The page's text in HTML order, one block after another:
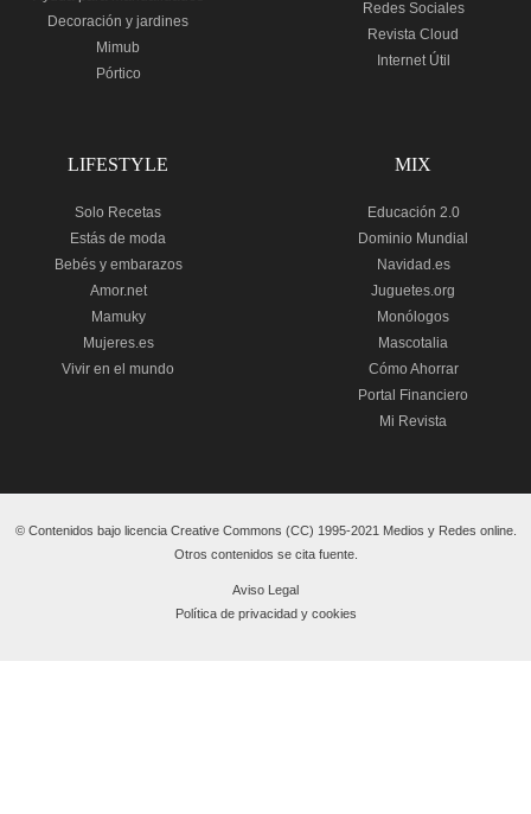
Decoración y jardines
Mimub
Pórtico
Redes Sociales
Revista Cloud
Internet Útil
LIFESTYLE
Solo Recetas
Estás de moda
Bebés y embarazos
Amor.net
Mamuky
Mujeres.es
Vivir en el mundo
MIX
Educación 2.0
Dominio Mundial
Navidad.es
Juguetes.org
Monólogos
Mascotalia
Cómo Ahorrar
Portal Financiero
Mi Revista
© Contenidos bajo licencia Creative Commons (CC) 1995-2021 Medios y Redes online.
Otros contenidos se cita fuente.
Aviso Legal
Política de privacidad y cookies